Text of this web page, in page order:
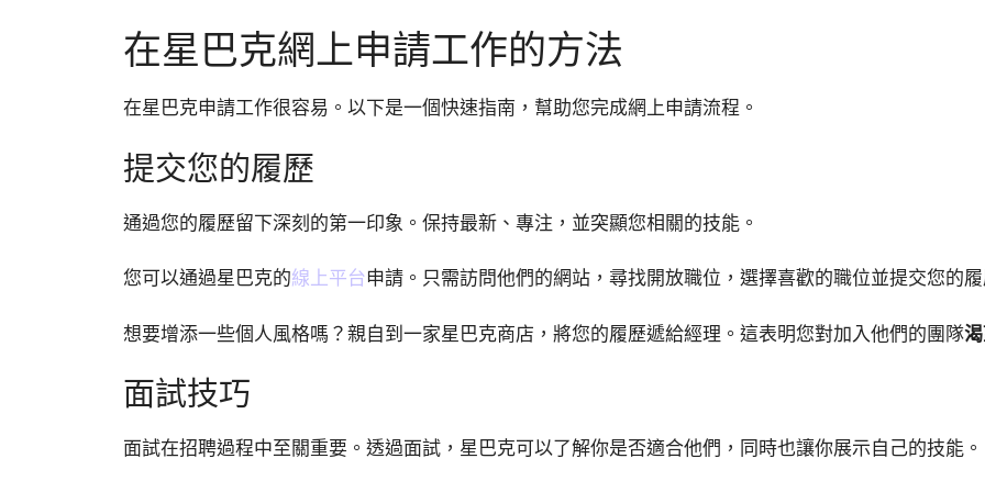
在星巴克網上申請工作的方法
在星巴克申請工作很容易。以下是一個快速指南，幫助您完成網上申請流程。
提交您的履歷
通過您的履歷留下深刻的第一印象。保持最新、專注，並突顯您相關的技能。
您可以通過星巴克的線上平台申請。只需訪問他們的網站，尋找開放職位，選擇喜歡的職位並提交您的履
想要增添一些個人風格嗎？親自到一家星巴克商店，將您的履歷遞給經理。這表明您對加入他們的團隊
面試技巧
面試在招聘過程中至關重要。透過面試，星巴克可以了解你是否適合他們，同時也讓你展示自己的技能。